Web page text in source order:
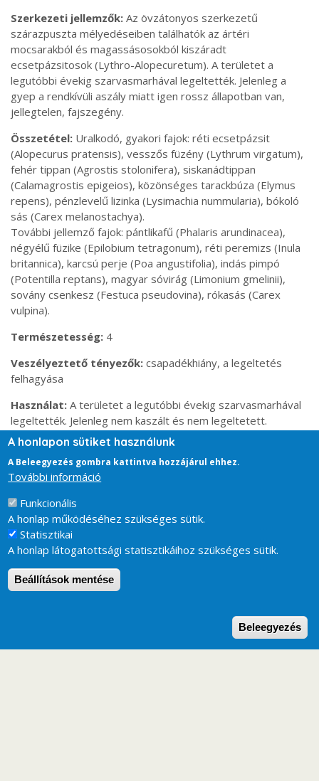
Szerkezeti jellemzők Az övzátonyos szerkezetű
szárazpuszta mélyedéseiben találhatók az ártéri
mocsarakból és magassásosokból kiszáradt
ecsetpázsitosok (Lythro-Alopecuretum). A területet a
legutóbbi évekig szarvasmarhával legeltették. Jelenleg a
gyep a rendkívüli aszály miatt igen rossz állapotban van,
jellegtelen, fajszegény.
Összetétel Uralkodó, gyakori fajok: réti ecsetpázsit
(Alopecurus pratensis), vesszős füzény (Lythrum virgatum),
fehér tippan (Agrostis stolonifera), siskanádtippan
(Calamagrostis epigeios), közönséges tarackbúza (Elymus
repens), pénzlevelű lizinka (Lysimachia nummularia), bókoló
sás (Carex melanostachya).
További jellemző fajok: pántlikafű (Phalaris arundinacea),
négyélű füzike (Epilobium tetragonum), réti peremizs (Inula
britannica), karcsú perje (Poa angustifolia), indás pimpó
(Potentilla reptans), magyar sóvirág (Limonium gmelinii),
sovány csenkesz (Festuca pseudovina), rókasás (Carex
vulpina).
Természetesség 4
Veszélyeztető tényezők csapadékhiány, a legeltetés
felhagyása
Használat A területet a legutóbbi évekig szarvasmarhával
legeltették. Jelenleg nem kaszált és nem legeltetett.
A honlapon sütiket használunk
A Beleegyezés gombra kattintva hozzájárul ehhez.
További információ
Funkcionális
A honlap működéséhez szükséges sütik.
Statisztikai
A honlap látogatottsági statisztikáihoz szükséges sütik.
Beállítások mentése
Beleegyezés